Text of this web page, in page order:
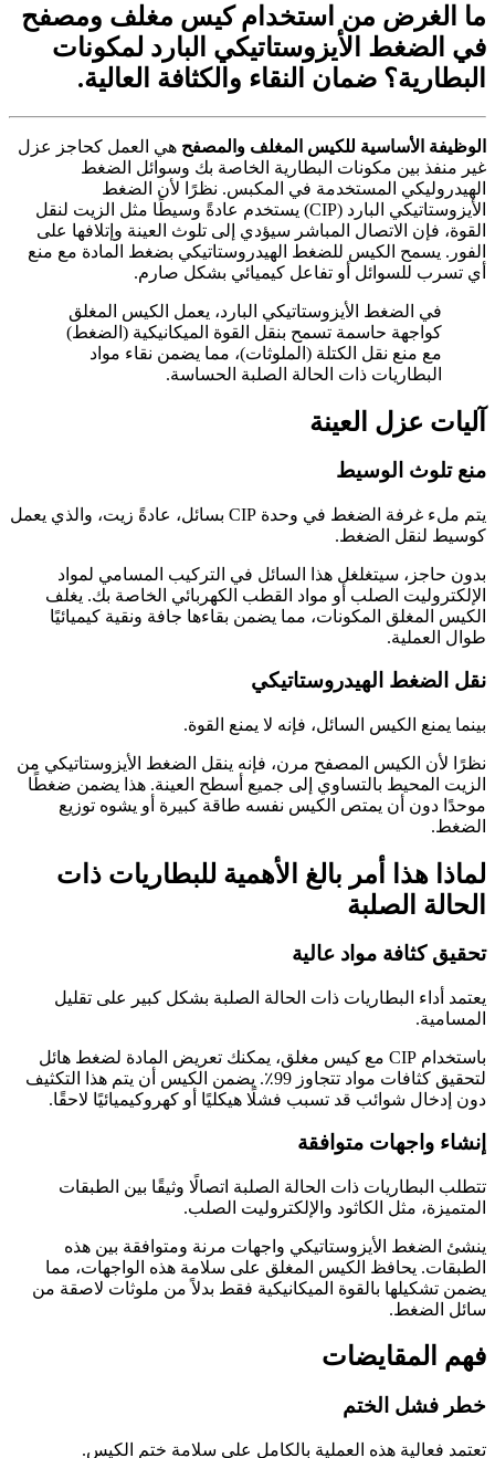
ما الغرض من استخدام كيس مغلف ومصفح
في الضغط الأيزوستاتيكي البارد لمكونات
البطارية؟ ضمان النقاء والكثافة العالية.
الوظيفة الأساسية للكيس المغلف والمصفح هي العمل كحاجز عزل
غير منفذ بين مكونات البطارية الخاصة بك وسوائل الضغط
الهيدروليكي المستخدمة في المكبس. نظرًا لأن الضغط
الأيزوستاتيكي البارد (CIP) يستخدم عادةً وسيطًا مثل الزيت لنقل
القوة، فإن الاتصال المباشر سيؤدي إلى تلوث العينة وإتلافها على
الفور. يسمح الكيس للضغط الهيدروستاتيكي بضغط المادة مع منع
أي تسرب للسوائل أو تفاعل كيميائي بشكل صارم.
في الضغط الأيزوستاتيكي البارد، يعمل الكيس المغلق
كواجهة حاسمة تسمح بنقل القوة الميكانيكية (الضغط)
مع منع نقل الكتلة (الملوثات)، مما يضمن نقاء مواد
البطاريات ذات الحالة الصلبة الحساسة.
آليات عزل العينة
منع تلوث الوسيط
يتم ملء غرفة الضغط في وحدة CIP بسائل، عادةً زيت، والذي يعمل
كوسيط لنقل الضغط.
بدون حاجز، سيتغلغل هذا السائل في التركيب المسامي لمواد
الإلكتروليت الصلب أو مواد القطب الكهربائي الخاصة بك. يغلف
الكيس المغلق المكونات، مما يضمن بقاءها جافة ونقية كيميائيًا
طوال العملية.
نقل الضغط الهيدروستاتيكي
بينما يمنع الكيس السائل، فإنه لا يمنع القوة.
نظرًا لأن الكيس المصفح مرن، فإنه ينقل الضغط الأيزوستاتيكي من
الزيت المحيط بالتساوي إلى جميع أسطح العينة. هذا يضمن ضغطًا
موحدًا دون أن يمتص الكيس نفسه طاقة كبيرة أو يشوه توزيع
الضغط.
لماذا هذا أمر بالغ الأهمية للبطاريات ذات
الحالة الصلبة
تحقيق كثافة مواد عالية
يعتمد أداء البطاريات ذات الحالة الصلبة بشكل كبير على تقليل
المسامية.
باستخدام CIP مع كيس مغلق، يمكنك تعريض المادة لضغط هائل
لتحقيق كثافات مواد تتجاوز 99٪. يضمن الكيس أن يتم هذا التكثيف
دون إدخال شوائب قد تسبب فشلًا هيكليًا أو كهروكيميائيًا لاحقًا.
إنشاء واجهات متوافقة
تتطلب البطاريات ذات الحالة الصلبة اتصالًا وثيقًا بين الطبقات
المتميزة، مثل الكاثود والإلكتروليت الصلب.
ينشئ الضغط الأيزوستاتيكي واجهات مرنة ومتوافقة بين هذه
الطبقات. يحافظ الكيس المغلق على سلامة هذه الواجهات، مما
يضمن تشكيلها بالقوة الميكانيكية فقط بدلاً من ملوثات لاصقة من
سائل الضغط.
فهم المقايضات
خطر فشل الختم
تعتمد فعالية هذه العملية بالكامل على سلامة ختم الكيس.